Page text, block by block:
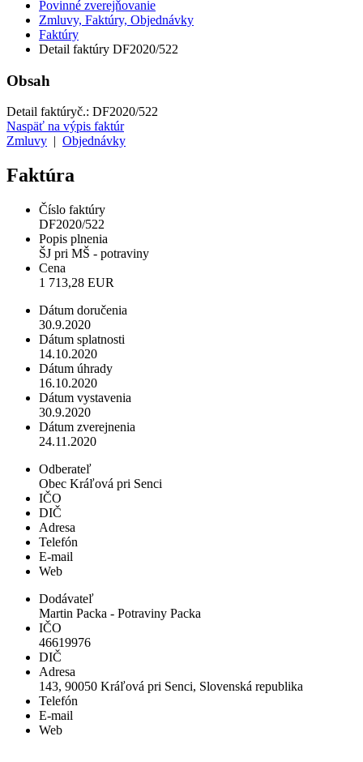
Povinné zverejňovanie
Zmluvy, Faktúry, Objednávky
Faktúry
Detail faktúry DF2020/522
Obsah
Detail faktúryč.: DF2020/522
Naspäť na výpis faktúr
Zmluvy
Objednávky
Faktúra
Číslo faktúry
DF2020/522
Popis plnenia
ŠJ pri MŠ - potraviny
Cena
1 713,28 EUR
Dátum doručenia
30.9.2020
Dátum splatnosti
14.10.2020
Dátum úhrady
16.10.2020
Dátum vystavenia
30.9.2020
Dátum zverejnenia
24.11.2020
Odberateľ
Obec Kráľová pri Senci
IČO
DIČ
Adresa
Telefón
E-mail
Web
Dodávateľ
Martin Packa - Potraviny Packa
IČO
46619976
DIČ
Adresa
143, 90050 Kráľová pri Senci, Slovenská republika
Telefón
E-mail
Web